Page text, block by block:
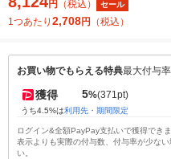
円 （税込） セール
1つあたり 2,708円 （税込）
お買い物でもらえる特典最大付与
獲得 5%(371pt)
うち4.5%は利用先・期間限定
ログイン&全額PayPay支払いで獲得でき
表示よりも実際の付与数、付与率が少な
い。